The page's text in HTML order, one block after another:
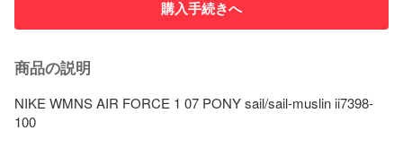
購入手続きへ
商品の説明
NIKE WMNS AIR FORCE 1 07 PONY sail/sail-muslin ii7398-
100